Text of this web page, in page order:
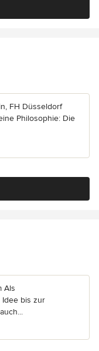
FH Düsseldorf
Philosophie: Die
Sternen
Als
bis zur